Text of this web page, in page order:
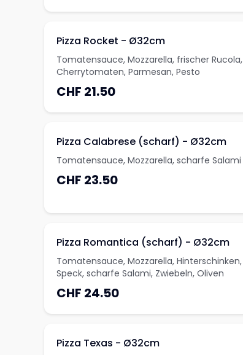
Pizza Rocket - Ø32cm
Tomatensauce, Mozzarella, frischer Rucola,
Cherrytomaten, Parmesan, Pesto
CHF 21.50
Pizza Calabrese (scharf) - Ø32cm
Tomatensauce, Mozzarella, scharfe Salami
CHF 23.50
Pizza Romantica (scharf) - Ø32cm
Tomatensauce, Mozzarella, Hinterschinken,
Speck, scharfe Salami, Zwiebeln, Oliven
CHF 24.50
Pizza Texas - Ø32cm